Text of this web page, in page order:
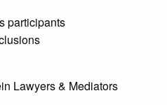
participants
Lawyers & Mediators